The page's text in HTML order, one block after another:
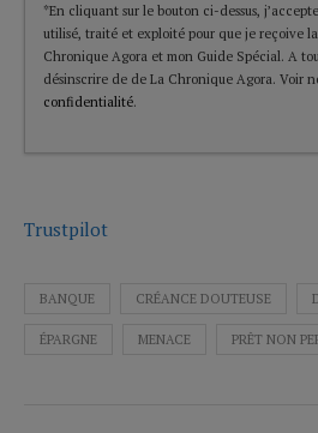
*En cliquant sur le bouton ci-dessus,
utilisé, traité et exploité pour que je reçoive
Chronique Agora et mon Guide Spécial. A
désinscrire de de La Chronique Agora. Voir
confidentialité.
Trustpilot
BANQUE CRÉANCE DOUTEUSE
ÉPARGNE MENACE PRÊT NON